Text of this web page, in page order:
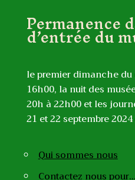
Permanence
d’entrée du
le premier dimanche
16h00, la nuit des
20h à 22h00 et les
21 et 22 septembre
Qui sommes nous
Contactez nous pour…